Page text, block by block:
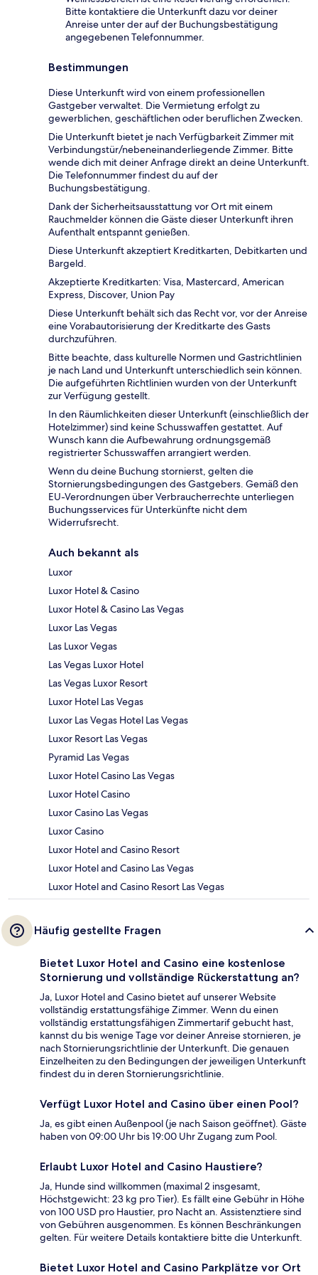
Bitte kontaktiere die Unterkunft dazu vor deiner
Anreise unter der auf der Buchungsbestätigung
angegebenen Telefonnummer.
Bestimmungen
Diese Unterkunft wird von einem professionellen
Gastgeber verwaltet. Die Vermietung erfolgt zu
gewerblichen, geschäftlichen oder beruflichen Zwecken.
Die Unterkunft bietet je nach Verfügbarkeit Zimmer mit
Verbindungstür/nebeneinanderliegende Zimmer. Bitte
wende dich mit deiner Anfrage direkt an deine Unterkunft.
Die Telefonnummer findest du auf der
Buchungsbestätigung.
Dank der Sicherheitsausstattung vor Ort mit einem
Rauchmelder können die Gäste dieser Unterkunft ihren
Aufenthalt entspannt genießen.
Diese Unterkunft akzeptiert Kreditkarten, Debitkarten und
Bargeld.
Akzeptierte Kreditkarten: Visa, Mastercard, American
Express, Discover, Union Pay
Diese Unterkunft behält sich das Recht vor, vor der Anreise
eine Vorabautorisierung der Kreditkarte des Gasts
durchzuführen.
Bitte beachte, dass kulturelle Normen und Gastrichtlinien
je nach Land und Unterkunft unterschiedlich sein können.
Die aufgeführten Richtlinien wurden von der Unterkunft
zur Verfügung gestellt.
In den Räumlichkeiten dieser Unterkunft (einschließlich der
Hotelzimmer) sind keine Schusswaffen gestattet. Auf
Wunsch kann die Aufbewahrung ordnungsgemäß
registrierter Schusswaffen arrangiert werden.
Wenn du deine Buchung stornierst, gelten die
Stornierungsbedingungen des Gastgebers. Gemäß den
EU-Verordnungen über Verbraucherrechte unterliegen
Buchungsservices für Unterkünfte nicht dem
Widerrufsrecht.
Auch bekannt als
Luxor
Luxor Hotel & Casino
Luxor Hotel & Casino Las Vegas
Luxor Las Vegas
Las Luxor Vegas
Las Vegas Luxor Hotel
Las Vegas Luxor Resort
Luxor Hotel Las Vegas
Luxor Las Vegas Hotel Las Vegas
Luxor Resort Las Vegas
Pyramid Las Vegas
Luxor Hotel Casino Las Vegas
Luxor Hotel Casino
Luxor Casino Las Vegas
Luxor Casino
Luxor Hotel and Casino Resort
Luxor Hotel and Casino Las Vegas
Luxor Hotel and Casino Resort Las Vegas
Häufig gestellte Fragen
Bietet Luxor Hotel and Casino eine kostenlose
Stornierung und vollständige Rückerstattung an?
Ja, Luxor Hotel and Casino bietet auf unserer Website
vollständig erstattungsfähige Zimmer. Wenn du einen
vollständig erstattungsfähigen Zimmertarif gebucht hast,
kannst du bis wenige Tage vor deiner Anreise stornieren, je
nach Stornierungsrichtlinie der Unterkunft. Die genauen
Einzelheiten zu den Bedingungen der jeweiligen Unterkunft
findest du in deren Stornierungsrichtlinie.
Verfügt Luxor Hotel and Casino über einen Pool?
Ja, es gibt einen Außenpool (je nach Saison geöffnet). Gäste
haben von 09:00 Uhr bis 19:00 Uhr Zugang zum Pool.
Erlaubt Luxor Hotel and Casino Haustiere?
Ja, Hunde sind willkommen (maximal 2 insgesamt,
Höchstgewicht: 23 kg pro Tier). Es fällt eine Gebühr in Höhe
von 100 USD pro Haustier, pro Nacht an. Assistenztiere sind
von Gebühren ausgenommen. Es können Beschränkungen
gelten. Für weitere Details kontaktiere bitte die Unterkunft.
Bietet Luxor Hotel and Casino Parkplätze vor Ort